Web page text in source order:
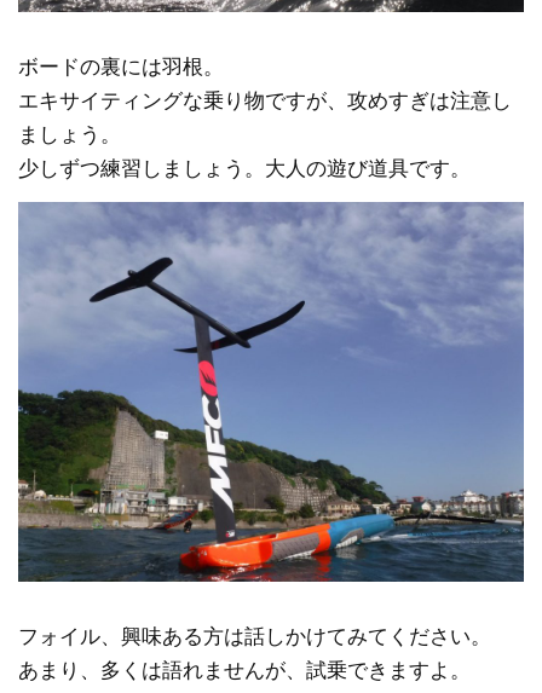
ボードの裏には羽根。
エキサイティングな乗り物ですが、攻めすぎは注意し
ましょう。
少しずつ練習しましょう。大人の遊び道具です。
フォイル、興味ある方は話しかけてみてください。
あまり、多くは語れませんが、試乗できますよ。